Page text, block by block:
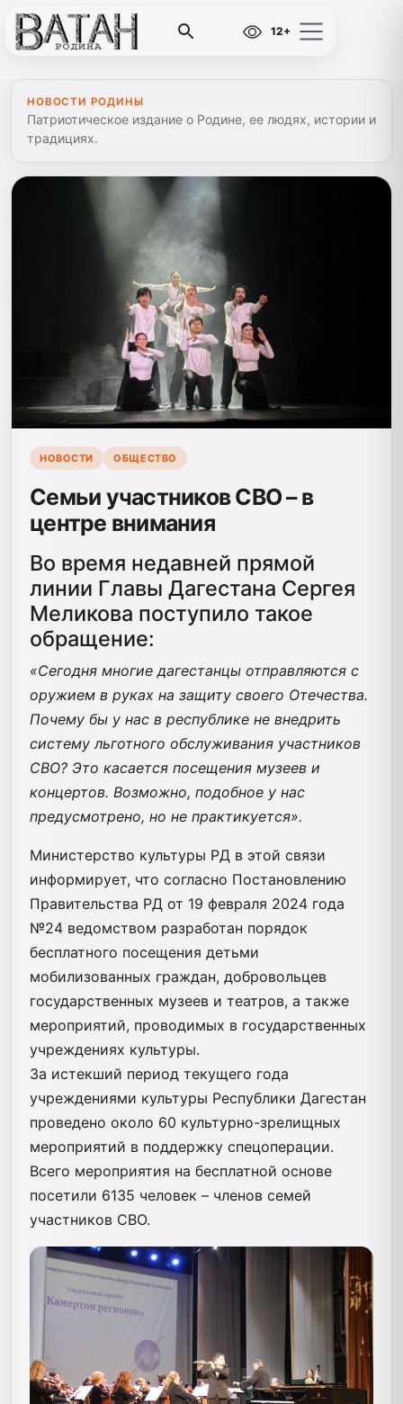
12+
НОВОСТИ РОДИНЫ
Патриотическое издание о Родине, ее людях, истории и
традициях.
НОВОСТИ ОБЩЕСТВО
Семьи участников СВО – в
центре внимания
Во время недавней прямой
линии Главы Дагестана Сергея
Меликова поступило такое
обращение:
«Сегодня многие дагестанцы отправляются с
оружием в руках на защиту своего Отечества.
Почему бы у нас в республике не внедрить
систему льготного обслуживания участников
СВО? Это касается посещения музеев и
концертов. Возможно, подобное у нас
предусмотрено, но не практикуется».
Министерство культуры РД в этой связи
информирует, что согласно Постановлению
Правительства РД от 19 февраля 2024 года
№24 ведомством разработан порядок
бесплатного посещения детьми
мобилизованных граждан, добровольцев
государственных музеев и театров, а также
мероприятий, проводимых в государственных
учреждениях культуры.
За истекший период текущего года
учреждениями культуры Республики Дагестан
проведено около 60 культурно-зрелищных
мероприятий в поддержку спецоперации.
Всего мероприятия на бесплатной основе
посетили 6135 человек – членов семей
участников СВО.